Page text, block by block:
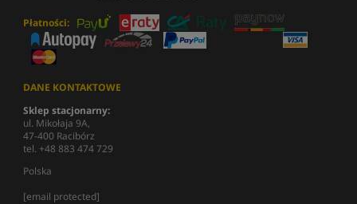
Płatności:
DANE KONTAKTOWE
Sklep stacjonarny:
ul. Mikołaja 9A,
47-400 Racibórz
tel. +48 883 474 729
Polska
[email protected]